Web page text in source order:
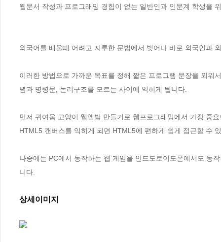
웹문서 작성과 프로그래밍 경험이 없는 일반인과 인문계 학생을
외국어를 배울때 어려고 지루한 문법에서 벗어나 바로 외국인과
이러한 방법으로 가까운 목표를 정해 짧은 프로그램 문장을 외워
념과 명령문, 논리구조를 모르는 사이에 익히게 됩니다.
먼저 귀여움 고양이 웹앨범 만들기로 웹프로그래밍에서 가장 중
HTML5 캔버스를 익히게 되면 HTML5에 편하게 쉽게 접근할 수
나중에는 PC에서 동작하는 웹 게임을 안드도로이도폰에서도 동
니다.
상세이미지